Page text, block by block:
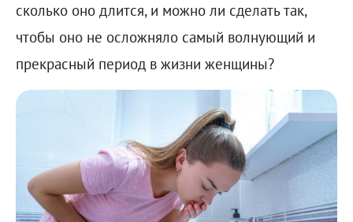
сколько оно длится, и можно ли сделать так,
чтобы оно не осложняло самый волнующий и
прекрасный период в жизни женщины?